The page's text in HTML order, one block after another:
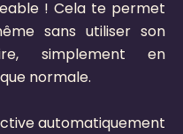
! Cela te permet
sans utiliser son
simplement en
normale.
automatiquement